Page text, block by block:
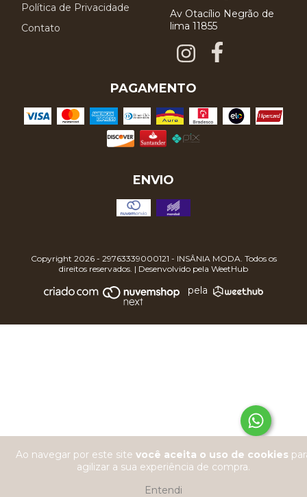
Ao navegar por este site você aceita o uso de cookies
agilizar a sua experiência de compra.
Entendi
Política de Privacidade
Contato
Av Otacílio Negrão de
lima 11855
PAGAMENTO
ENVIO
Copyright 2026 - 29763339000121 - INSÂNIA MODA. Todos os
direitos reservados. | Desenvolvido pela WeetHub
pela